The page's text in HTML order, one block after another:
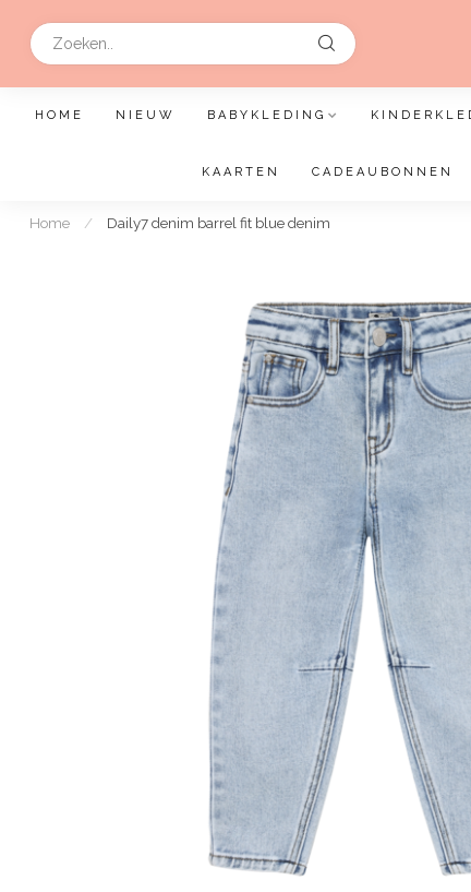
HOME NIEUW BABYKLEDING
KAARTEN CADEAUBONNEN
Home / Daily7 denim barrel fit blue denim